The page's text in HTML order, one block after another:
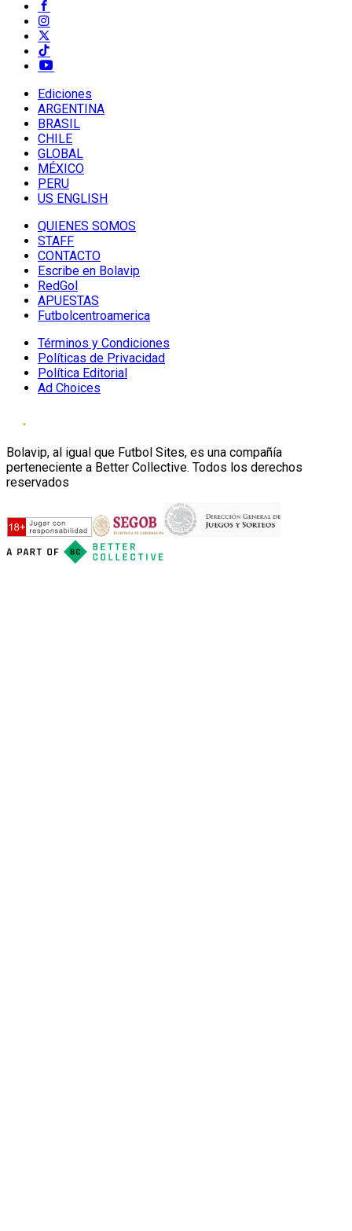
Ediciones
ARGENTINA
BRASIL
CHILE
GLOBAL
MÉXICO
PERU
US ENGLISH
QUIENES SOMOS
STAFF
CONTACTO
Escribe en Bolavip
RedGol
APUESTAS
Futbolcentroamerica
Términos y Condiciones
Políticas de Privacidad
Política Editorial
Ad Choices
Bolavip, al igual que Futbol Sites, es una compañía
perteneciente a Better Collective. Todos los derechos
reservados